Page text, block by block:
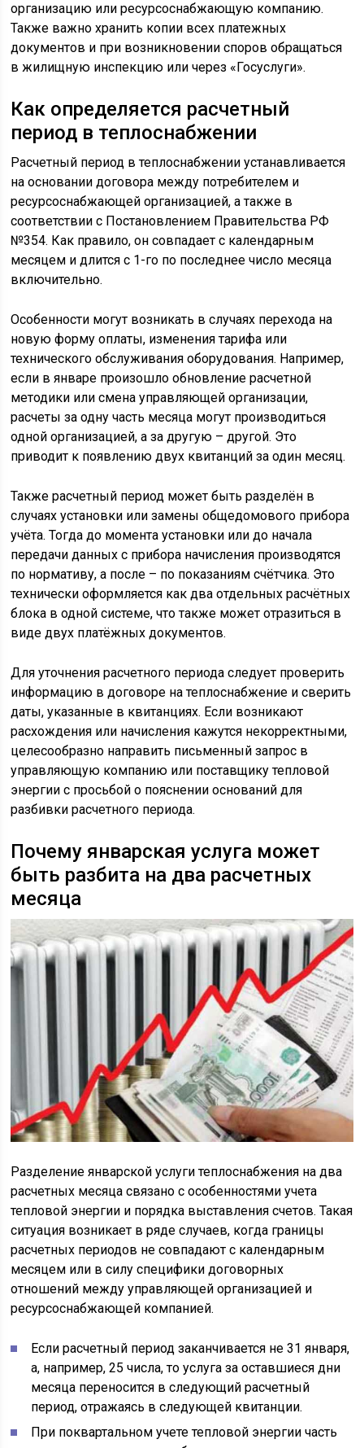
организацию или ресурсоснабжающую компанию.
Также важно хранить копии всех платежных
документов и при возникновении споров обращаться
в жилищную инспекцию или через «Госуслуги».
Как определяется расчетный
период в теплоснабжении
Расчетный период в теплоснабжении устанавливается
на основании договора между потребителем и
ресурсоснабжающей организацией, а также в
соответствии с Постановлением Правительства РФ
№354. Как правило, он совпадает с календарным
месяцем и длится с 1-го по последнее число месяца
включительно.
Особенности могут возникать в случаях перехода на
новую форму оплаты, изменения тарифа или
технического обслуживания оборудования. Например,
если в январе произошло обновление расчетной
методики или смена управляющей организации,
расчеты за одну часть месяца могут производиться
одной организацией, а за другую – другой. Это
приводит к появлению двух квитанций за один месяц.
Также расчетный период может быть разделён в
случаях установки или замены общедомового прибора
учёта. Тогда до момента установки или до начала
передачи данных с прибора начисления производятся
по нормативу, а после – по показаниям счётчика. Это
технически оформляется как два отдельных расчётных
блока в одной системе, что также может отразиться в
виде двух платёжных документов.
Для уточнения расчетного периода следует проверить
информацию в договоре на теплоснабжение и сверить
даты, указанные в квитанциях. Если возникают
расхождения или начисления кажутся некорректными,
целесообразно направить письменный запрос в
управляющую компанию или поставщику тепловой
энергии с просьбой о пояснении оснований для
разбивки расчетного периода.
Почему январская услуга может
быть разбита на два расчетных
месяца
Разделение январской услуги теплоснабжения на два
расчетных месяца связано с особенностями учета
тепловой энергии и порядка выставления счетов. Такая
ситуация возникает в ряде случаев, когда границы
расчетных периодов не совпадают с календарным
месяцем или в силу специфики договорных
отношений между управляющей организацией и
ресурсоснабжающей компанией.
Если расчетный период заканчивается не 31 января,
а, например, 25 числа, то услуга за оставшиеся дни
месяца переносится в следующий расчетный
период, отражаясь в следующей квитанции.
При поквартальном учете тепловой энергии часть